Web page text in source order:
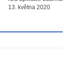
13. května 2020